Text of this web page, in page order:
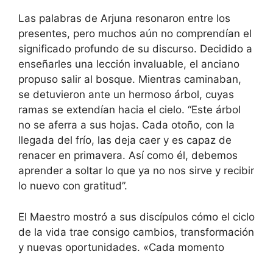
Las palabras de Arjuna resonaron entre los
presentes, pero muchos aún no comprendían el
significado profundo de su discurso. Decidido a
enseñarles una lección invaluable, el anciano
propuso salir al bosque. Mientras caminaban,
se detuvieron ante un hermoso árbol, cuyas
ramas se extendían hacia el cielo. “Este árbol
no se aferra a sus hojas. Cada otoñо, con la
llegada del frío, las deja caer y es capaz de
renacer en primavera. Así como él, debemos
aprender a soltar lo que ya no nos sirve y recibir
lo nuevo con gratitud”.
El Maestro mostró a sus discípulos cómo el ciclo
de la vida trae consigo cambios, transformación
y nuevas oportunidades. «Cada momento